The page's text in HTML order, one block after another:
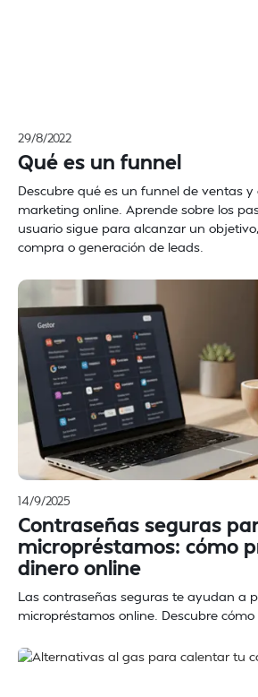
29/8/2022
Qué es un funnel
Descubre qué es un funnel de ventas y
marketing online. Aprende sobre los
usuario sigue para alcanzar un
compra o generación de leads.
14/9/2025
Contraseñas seguras
micropréstamos: cómo
dinero online
Las contraseñas seguras te ayudan a
micropréstamos online. Descubre cómo